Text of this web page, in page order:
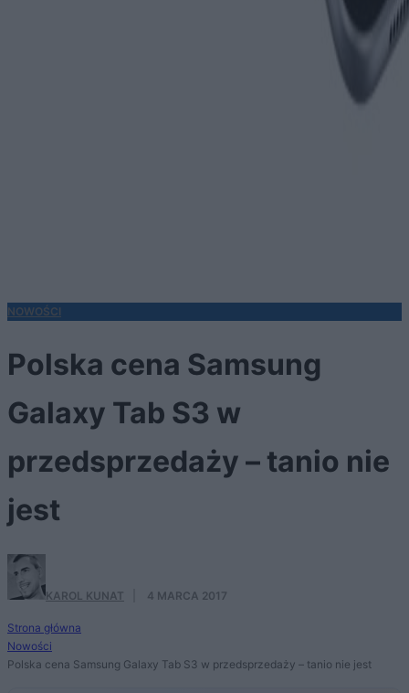
NOWOŚCI
Polska cena Samsung
Galaxy Tab S3 w
przedsprzedaży – tanio nie
jest
KAROL KUNAT 4 MARCA 2017
Strona główna
Nowości
Polska cena Samsung Galaxy Tab S3 w przedsprzedaży – tanio nie jest